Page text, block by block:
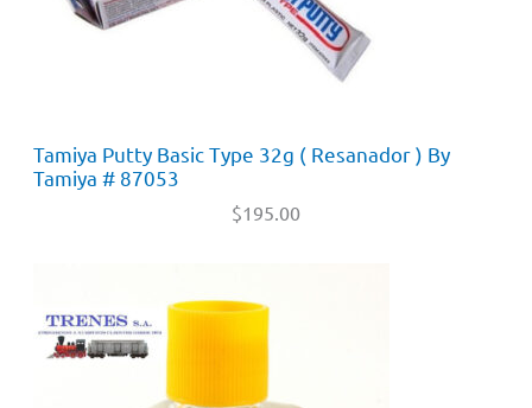
Tamiya Putty Basic Type 32g ( Resanador ) By
Tamiya # 87053
$195.00